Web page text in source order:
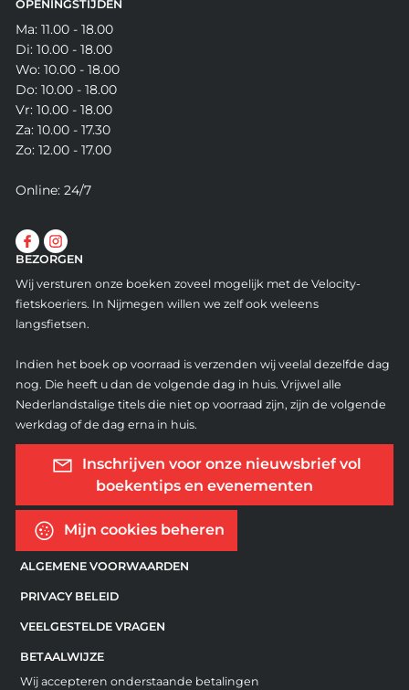
OPENINGSTIJDEN
Ma: 11.00 - 18.00
Di: 10.00 - 18.00
Wo: 10.00 - 18.00
Do: 10.00 - 18.00
Vr: 10.00 - 18.00
Za: 10.00 - 17.30
Zo: 12.00 - 17.00
Online: 24/7
BEZORGEN
Wij versturen onze boeken zoveel mogelijk met de Velocity-
fietskoeriers. In Nijmegen willen we zelf ook weleens
langsfietsen.
Indien het boek op voorraad is verzenden wij veelal dezelfde dag
nog. Die heeft u dan de volgende dag in huis. Vrijwel alle
Nederlandstalige titels die niet op voorraad zijn, zijn de volgende
werkdag of de dag erna in huis.
Inschrijven voor onze nieuwsbrief vol
boekentips en evenementen
Mijn cookies beheren
ALGEMENE VOORWAARDEN
PRIVACY BELEID
VEELGESTELDE VRAGEN
BETAALWIJZE
Wij accepteren onderstaande betalingen